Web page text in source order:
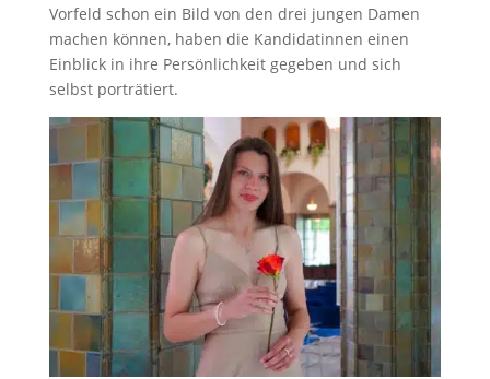
Vorfeld schon ein Bild von den drei jungen Damen
machen können, haben die Kandidatinnen einen
Einblick in ihre Persönlichkeit gegeben und sich
selbst porträtiert.